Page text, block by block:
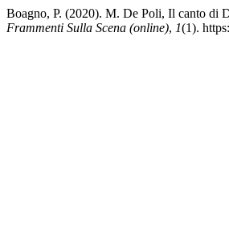
Boagno, P. (2020). M. De Poli, Il canto di
Frammenti Sulla Scena (online), 1(1).